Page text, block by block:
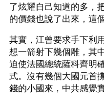
了炫耀自己知道的多，
的價錢也說了出來，這
其實，江曾要求手下利
想一箭射下幾個雕，其
迫使法國總統薩科齊明
式。沒有幾個大國元首
錢的小國來，中共感覺